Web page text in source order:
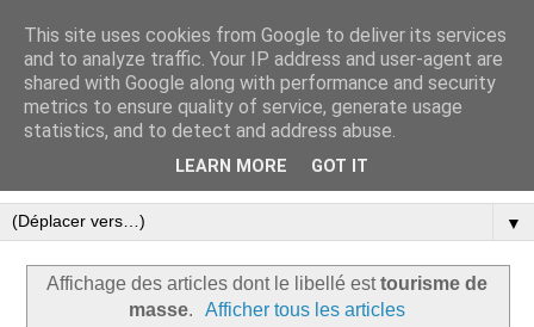
Le blog ensoleillé de Tinos
dans les Cyclades
Une expression libre et écolo à Tinos
▼
Affichage des articles dont le libellé esttourisme de
masse. Afficher tous les articles
This site uses cookies from Google to deliver its services
and to analyze traffic. Your IP address and user-agent are
shared with Google along with performance and security
metrics to ensure quality of service, generate usage
statistics, and to detect and address abuse.
LEARN MORE GOT IT